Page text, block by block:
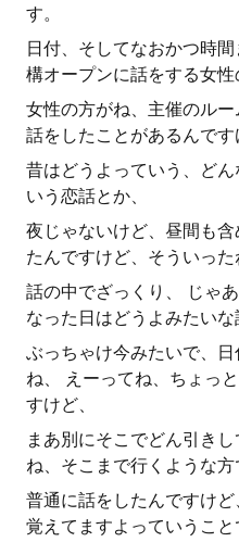
す。
日付、そしてなおかつ時
構オープンに話をする女性
女性の方がね、主催のル
話をしたことがあるんです
昔はどうよっていう、ど
いう恋話とか、
夜じゃないけど、昼間も
たんですけど、そういった
話の中でざっくり、 じゃ
なった日はどうよみたいな
ぶっちゃけ今みたいで、
ね、 えーってね、ちょっ
すけど、
まあ別にそこでどん引き
ね、そこまで行くような方
普通に話をしたんですけ
覚えてますよっていうこと